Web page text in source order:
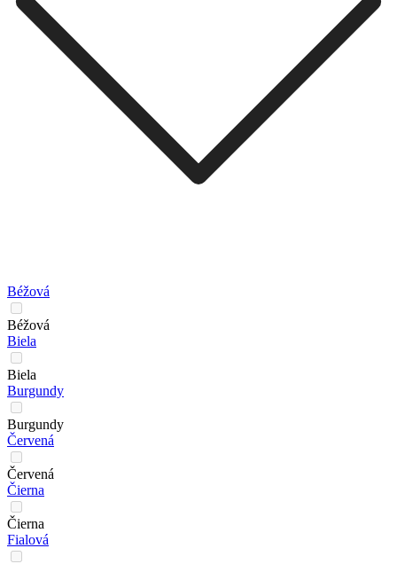
Béžová
Béžová
Biela
Biela
Burgundy
Burgundy
Červená
Červená
Čierna
Čierna
Fialová